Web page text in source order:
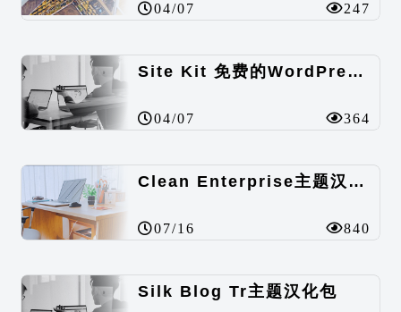
04/07 247
Site Kit 免费的WordPress数据统计插件
04/07 364
Clean Enterprise主题汉化包
07/16 840
Silk Blog Tr主题汉化包